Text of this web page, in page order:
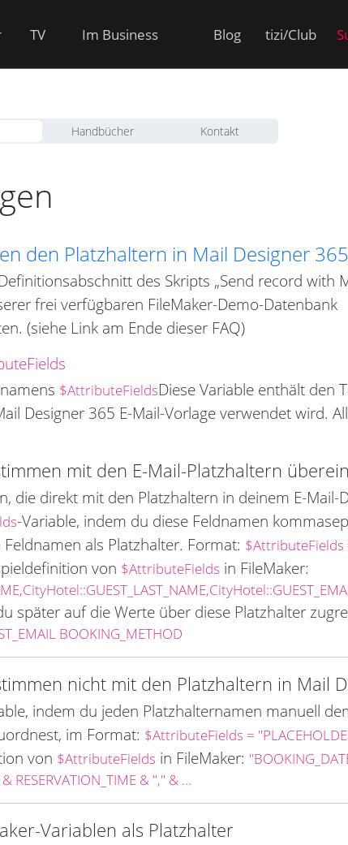
TV Im Business Blog tizi/Club
Handbücher Kontakt
den Platzhaltern in Mail Designer
des Skripts „Send record with
frei verfügbaren FileMaker-Demo-Datenbank
(siehe Link am Ende dieser FAQ)
$AttributeFieldsDiese Variable enthält den
Designer 365 E-Mail-Vorlage verwendet wird.
mit den E-Mail-Platzhaltern überein
die direkt mit den Platzhaltern in deinem E-Mail-
-Variable, indem du diese Feldnamen
als Platzhalter. Format: $AttributeFields
von $AttributeFields in FileMaker:
später auf die Werte über diese Platzhalter
BOOKING_METHOD
nicht mit den Platzhaltern in Mail
indem du jeden Platzhalternamen manuell
im Format: $AttributeFields =
von $AttributeFields in FileMaker:
RESERVATION_TIME & "," & …
Variablen als Platzhalter